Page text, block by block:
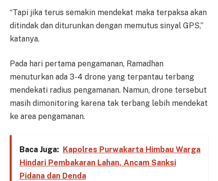
“Tapi jika terus semakin mendekat maka terpaksa akan
ditindak dan diturunkan dengan memutus sinyal GPS,”
katanya.
Pada hari pertama pengamanan, Ramadhan
menuturkan ada 3-4 drone yang terpantau terbang
mendekati radius pengamanan. Namun, drone tersebut
masih dimonitoring karena tak terbang lebih mendekat
ke area pengamanan.
Baca Juga: Kapolres Purwakarta Himbau Warga
Hindari Pembakaran Lahan, Ancam Sanksi
Pidana dan Denda